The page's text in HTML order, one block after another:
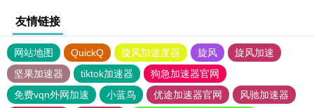
友情链接
网站地图 QuickQ 旋风加速度器 旋风
旋风加速
坚果加速器
tiktok加速器
狗急加速器官网
免费vqn外网加速
小蓝鸟 优途加速器官网
风驰加速器